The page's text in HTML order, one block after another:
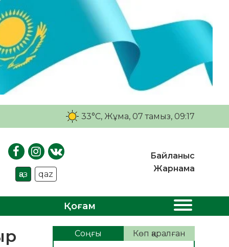
33°C, Жұма, 07 тамыз, 09:17
қаз qaz
Байланыс
Жарнама
Қоғам
Соңғы Көп қаралған